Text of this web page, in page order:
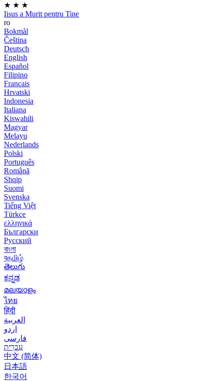
★ ★ ★
Iisus a Murit pentru Tine
ro
Bokmål
Čeština
Deutsch
English
Español
Filipino
Français
Hrvatski
Indonesia
Italiana
Kiswahili
Magyar
Melayu
Nederlands
Polski
Português
Română
Shqip
Suomi
Svenska
Tiếng Việt
Türkçe
ελληνικά
Български
Русский
বাংলা
বதமிழ்
తెలుగు
ಕನ್ನಡ
മലയാളം
ไทย
हिंदी
العربية
اردو
فارسی
עִברִית
中文 (简体)
日本語
한국어